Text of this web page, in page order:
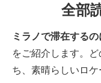
全部
ミラノで滞在する
をご紹介します。
ち、素晴らしいロ